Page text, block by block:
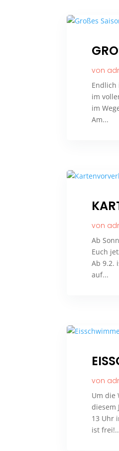
von
Endlich
im
im
Am...
von
Ab
Euch
Ab 9.2.
auf...
von
Um die
diesem
13 Uhr
ist